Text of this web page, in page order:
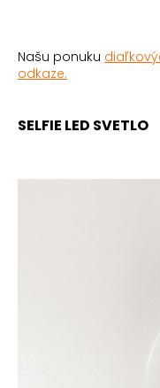
Našu ponuku
odkaze.
SELFIE LED SVETLO